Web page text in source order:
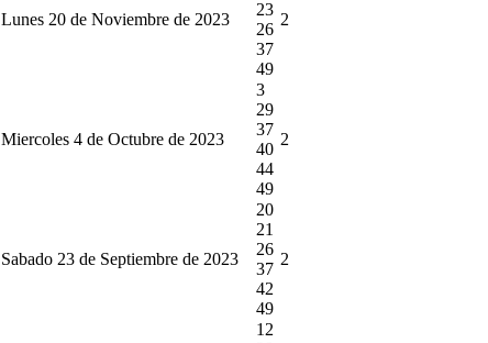
Lunes 20 de Noviembre de 2023
23
26
37
49
2
Miercoles 4 de Octubre de 2023
3
29
37
40
44
49
2
Sabado 23 de Septiembre de 2023
20
21
26
37
42
49
2
12